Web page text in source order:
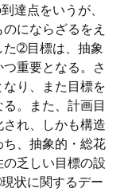
達点をいうが、
にならざるをえ
た➁目標は、抽象
重要となる。さ
り、また目標を
。また、計画目
れ、しかも構造
、抽象的・総花
乏しい目標の設
状に関するデー